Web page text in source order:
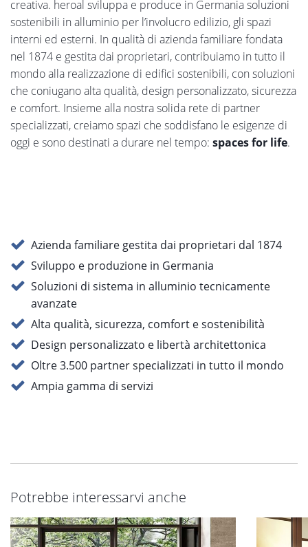
creativa. heroal sviluppa e produce in Germania soluzioni
sostenibili in alluminio per l’involucro edilizio, gli spazi
interni ed esterni. In qualità di azienda familiare fondata
nel 1874 e gestita dai proprietari, contribuiamo in tutto il
mondo alla realizzazione di edifici sostenibili, con soluzioni
che coniugano alta qualità, design personalizzato, sicurezza
e comfort. Insieme alla nostra solida rete di partner
specializzati, creiamo spazi che soddisfano le esigenze di
oggi e sono destinati a durare nel tempo: spaces for life.
Azienda familiare gestita dai proprietari dal 1874
Sviluppo e produzione in Germania
Soluzioni di sistema in alluminio tecnicamente
avanzate
Alta qualità, sicurezza, comfort e sostenibilità
Design personalizzato e libertà architettonica
Oltre 3.500 partner specializzati in tutto il mondo
Ampia gamma di servizi
Potrebbe interessarvi anche